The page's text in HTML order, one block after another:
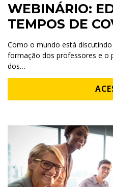
WEBINÁRIO:
TEMPOS DE
Como o mundo está
formação dos professores e o
dos…